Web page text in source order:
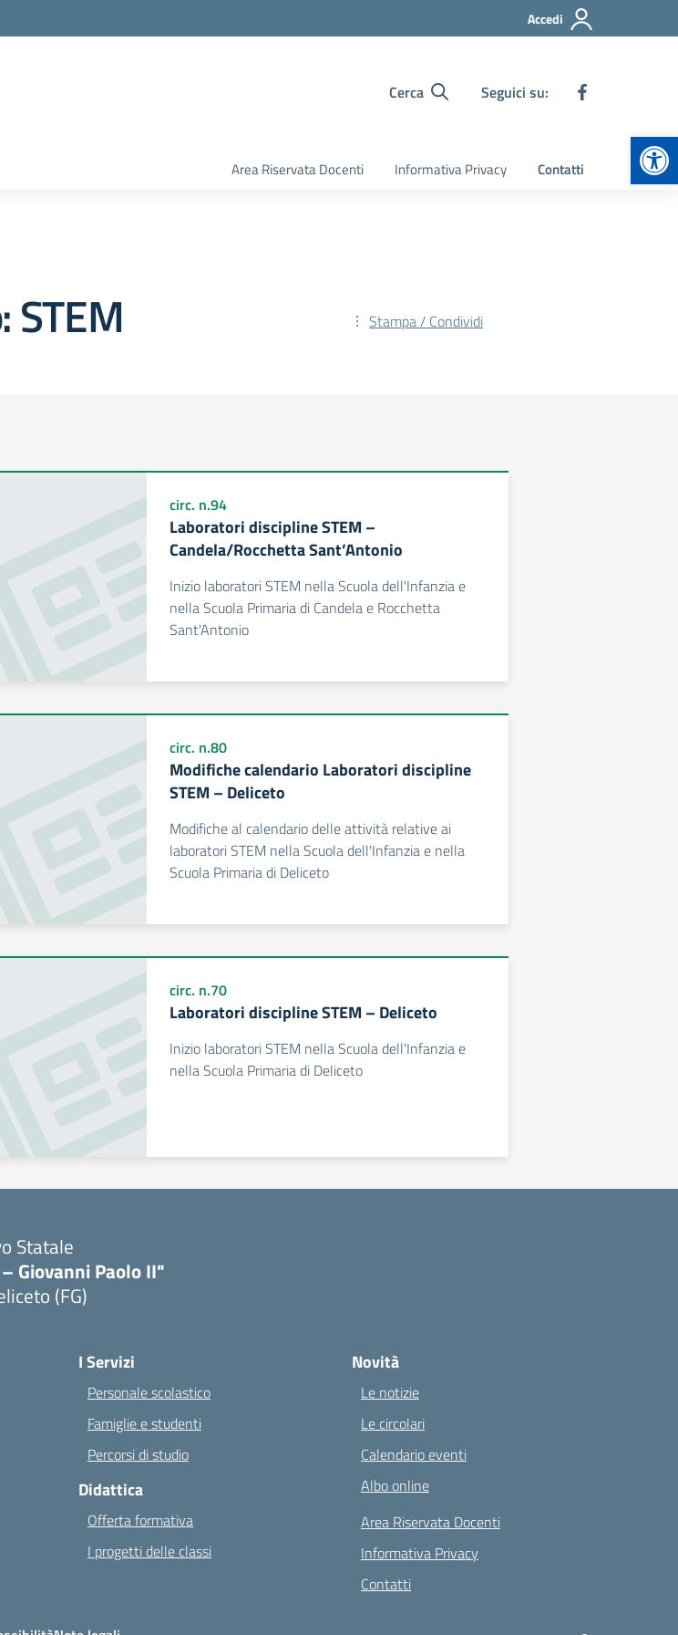
Accedi
Cerca Seguici su:
Area Riservata Docenti Informativa Privacy Contatti
Stampa / Condividi
circ. n.94
Laboratori discipline STEM –
Candela/Rocchetta Sant’Antonio
Inizio laboratori STEM nella Scuola dell'Infanzia e
nella Scuola Primaria di Candela e Rocchetta
Sant'Antonio
circ. n.80
Modifiche calendario Laboratori discipline
STEM – Deliceto
Modifiche al calendario delle attività relative ai
laboratori STEM nella Scuola dell'Infanzia e nella
Scuola Primaria di Deliceto
circ. n.70
Laboratori discipline STEM – Deliceto
Inizio laboratori STEM nella Scuola dell'Infanzia e
nella Scuola Primaria di Deliceto
Statale
Giovanni Paolo II"
(FG)
I Servizi
Personale scolastico
Famiglie e studenti
Percorsi di studio
Didattica
Offerta formativa
I progetti delle classi
Novità
Le notizie
Le circolari
Calendario eventi
Albo online
Area Riservata Docenti
Informativa Privacy
Contatti